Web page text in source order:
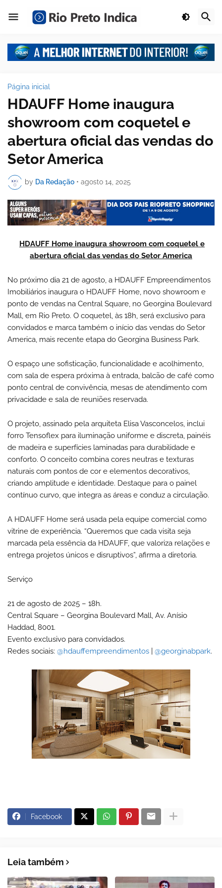
Página inicial
HDAUFF Home inaugura
showroom com coquetel e
abertura oficial das vendas do
Setor America
by Da Redação • agosto 14, 2025
HDAUFF Home inaugura showroom com coquetel e
abertura oficial das vendas do Setor America
No próximo dia 21 de agosto, a HDAUFF Empreendimentos
Imobiliários inaugura o HDAUFF Home, novo showroom e
ponto de vendas na Central Square, no Georgina Boulevard
Mall, em Rio Preto. O coquetel, às 18h, será exclusivo para
convidados e marca também o início das vendas do Setor
America, mais recente etapa do Georgina Business Park.
O espaço une sofisticação, funcionalidade e acolhimento,
com sala de espera próxima à entrada, balcão de café como
ponto central de convivência, mesas de atendimento com
privacidade e sala de reuniões reservada.
O projeto, assinado pela arquiteta Elisa Vasconcelos, inclui
forro Tensoflex para iluminação uniforme e discreta, painéis
de madeira e superfícies laminadas para durabilidade e
conforto. O conceito combina cores neutras e texturas
naturais com pontos de cor e elementos decorativos,
criando amplitude e identidade. Destaque para o painel
contínuo curvo, que integra as áreas e conduz a circulação.
A HDAUFF Home será usada pela equipe comercial como
vitrine de experiência. “Queremos que cada visita seja
marcada pela essência da HDAUFF, que valoriza relações e
entrega projetos únicos e disruptivos”, afirma a diretoria.
Serviço
21 de agosto de 2025 – 18h.
Central Square – Georgina Boulevard Mall, Av. Anísio
Haddad, 8001.
Evento exclusivo para convidados.
Redes sociais: @hdauffempreendimentos @georginabpark.
Facebook
Leia também